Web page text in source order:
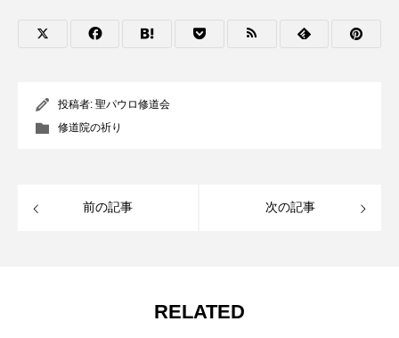
投稿者: 聖パウロ修道会
修道院の祈り
前の記事 次の記事
RELATED